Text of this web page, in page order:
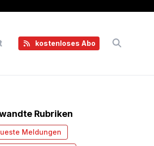
kostenloses Abo
Rubriken
Meldungen